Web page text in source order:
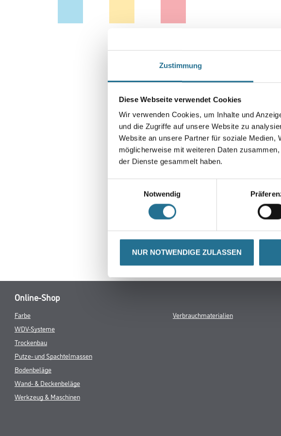
Zustimmung
Diese Webseite verwendet Cookies
Wir verwenden Cookies, um Inhalte und
und die Zugriffe auf unsere Website zu
Website an unsere Partner für soziale Medien,
möglicherweise mit weiteren Daten
der Dienste gesammelt haben.
Notwendig
NUR NOTWENDIGE ZULASSEN
Abbildung ähnlich
Online-Shop
Farbe
WDV-Systeme
Trockenbau
Putze- und Spachtelmassen
Bodenbeläge
Wand- & Deckenbeläge
Werkzeug & Maschinen
Verbrauchmaterialien